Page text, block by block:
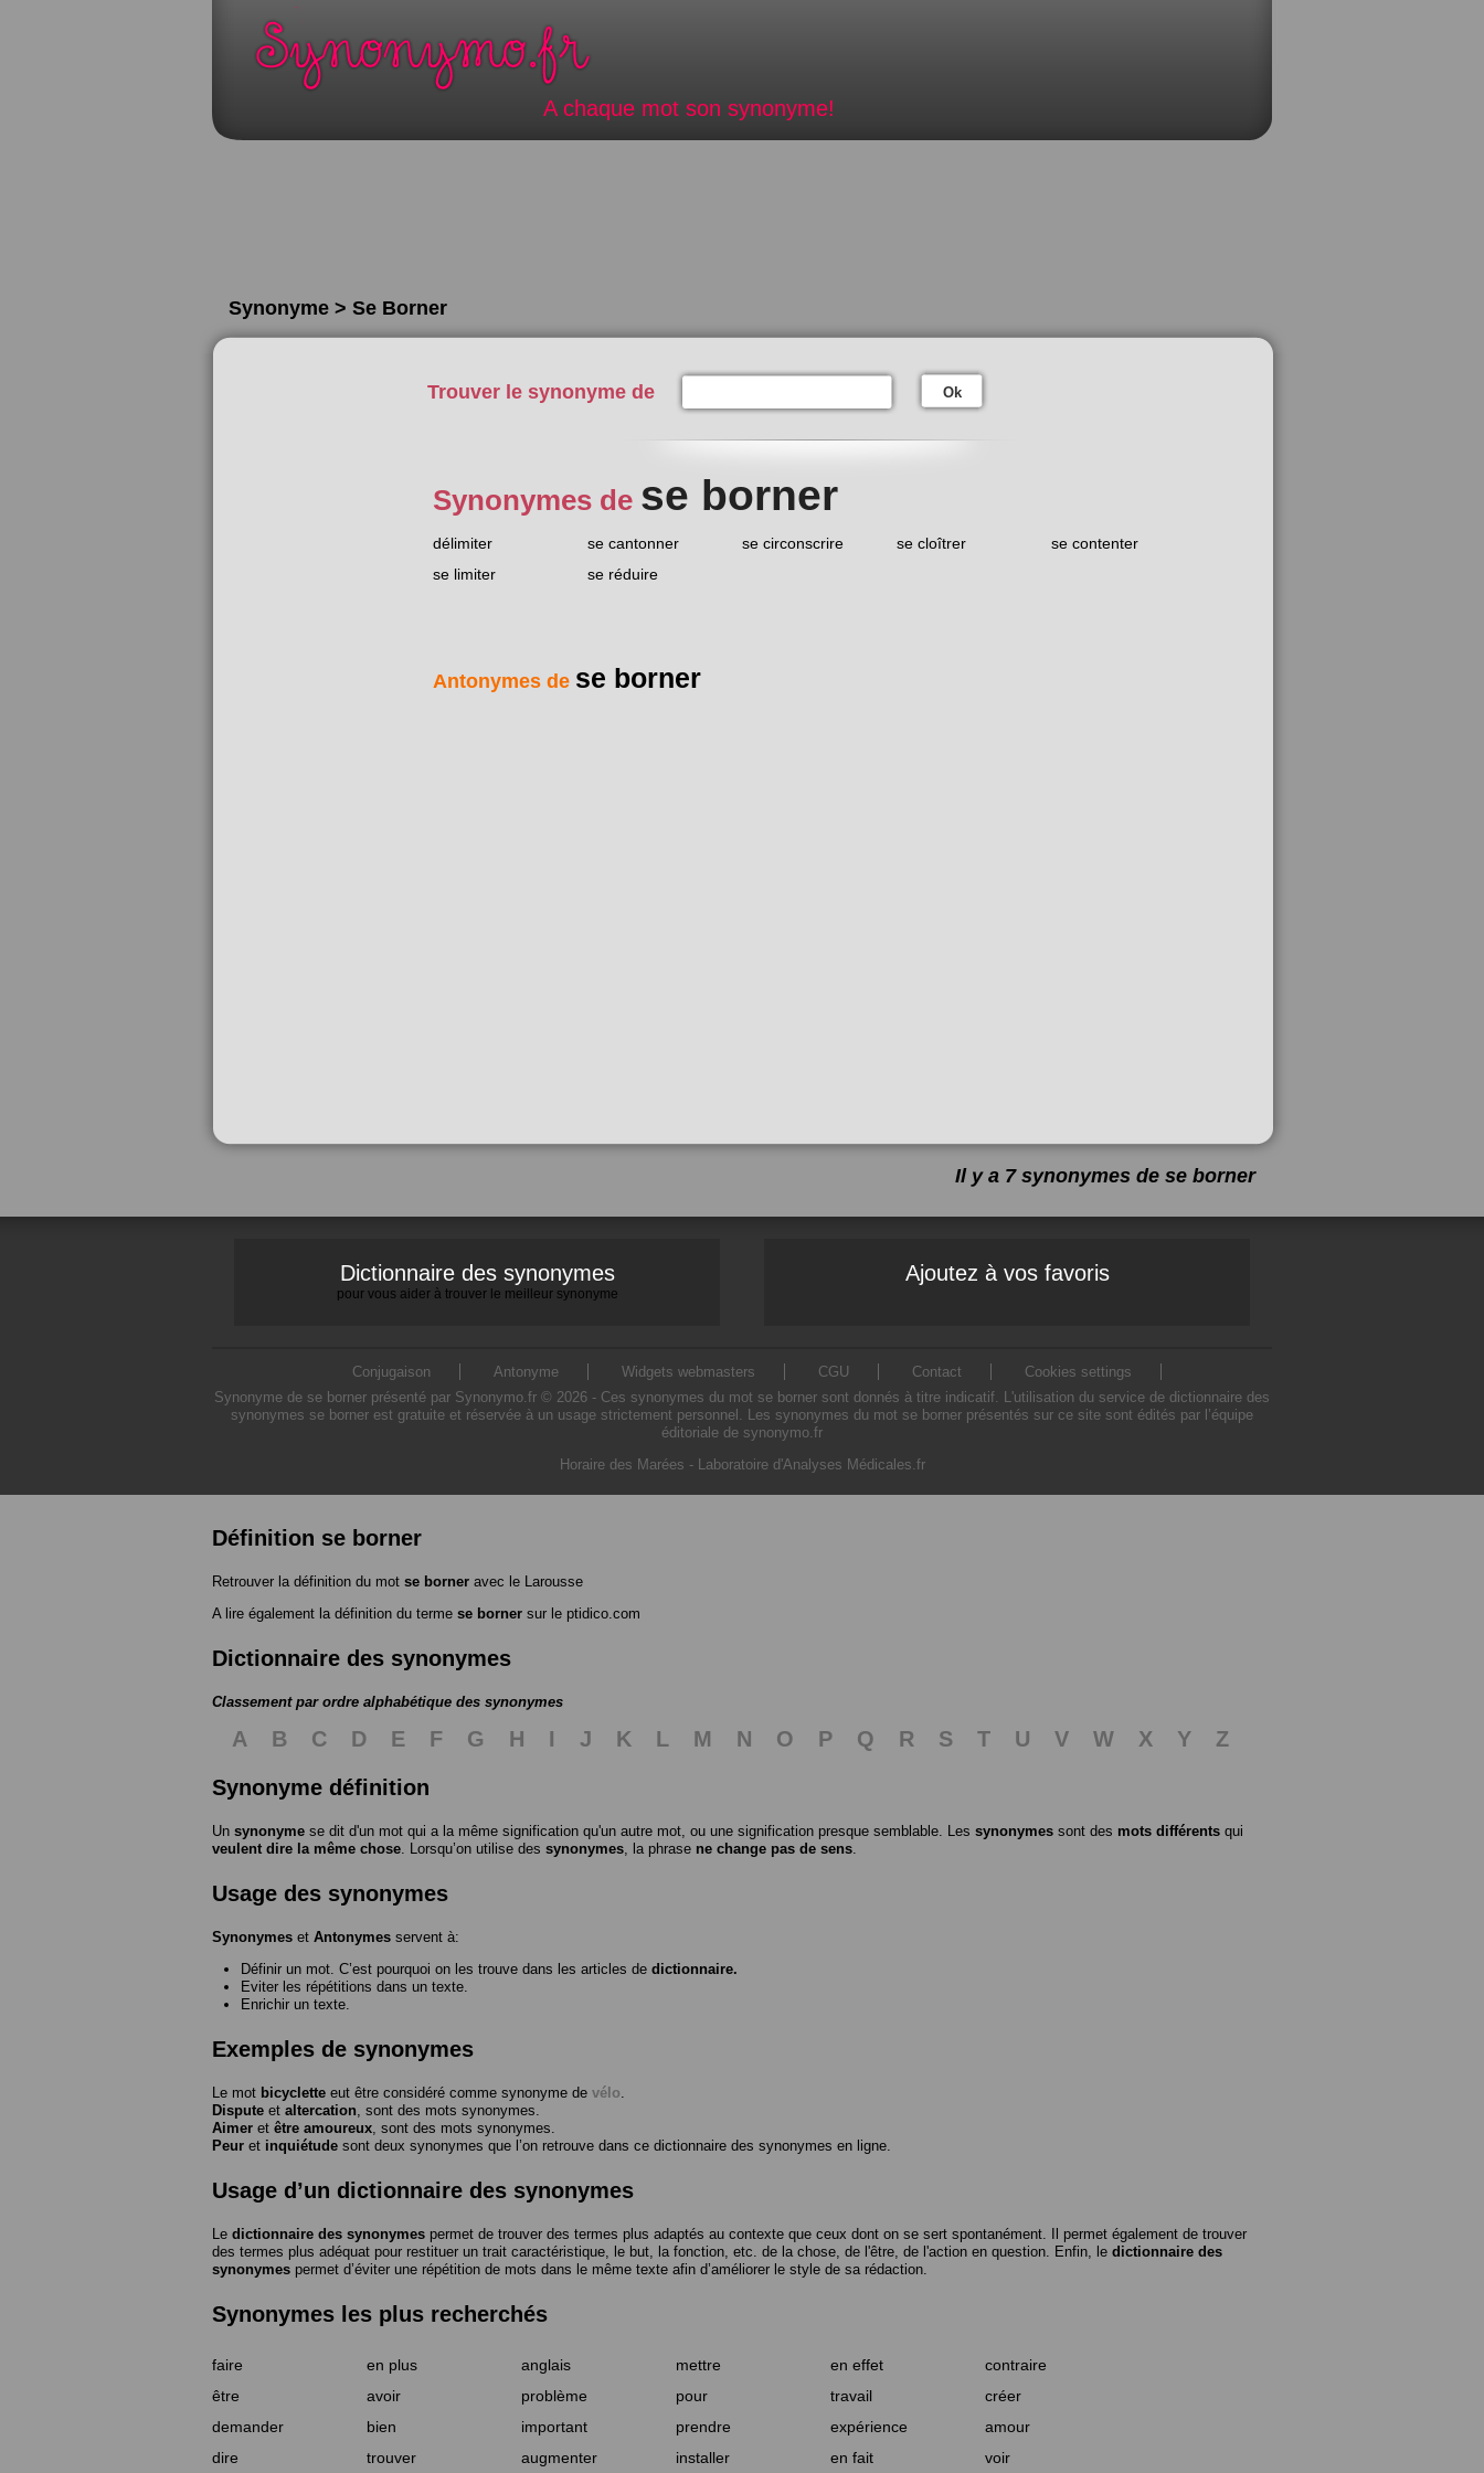
A chaque mot son synonyme!
Synonyme > Se Borner
Trouver le synonyme de Ok
Synonymes de se borner
délimiter se cantonner se circonscrire se cloîtrer
se contenter
se limiter
se réduire
Antonymes de se borner
Il y a 7 synonymes de se borner
Dictionnaire des synonymes
pour vous aider à trouver le meilleur synonyme
Ajoutez à vos favoris
Conjugaison Antonyme Widgets webmasters CGU Contact
Cookies settings
Synonyme de se borner présenté par Synonymo.fr © 2026 - Ces synonymes du mot se borner sont donnés à titre indicatif. L'utilisation du service de dictionnaire des
synonymes se borner est gratuite et réservée à un usage strictement personnel. Les synonymes du mot se borner présentés sur ce site sont édités par l’équipe
éditoriale de synonymo.fr
Horaire des Marées - Laboratoire d'Analyses Médicales.fr
Définition se borner
Retrouver la définition du mot se borner avec le Larousse
A lire également la définition du terme se borner sur le ptidico.com
Dictionnaire des synonymes
Classement par ordre alphabétique des synonymes
A B C D E F G H I J K L M N O P Q R S T U V W X Y
Z
Synonyme définition
Un synonyme se dit d'un mot qui a la même signification qu'un autre mot, ou une signification presque semblable. Les synonymes sont des mots différents qui
veulent dire la même chose . Lorsqu’on utilise des synonymes , la phrase ne change pas de sens
Usage des synonymes
Synonymes et Antonymes servent à:
Définir un mot. C’est pourquoi on les trouve dans les articles de dictionnaire.
Eviter les répétitions dans un texte.
Enrichir un texte.
Exemples de synonymes
Le mot bicyclette eut être considéré comme synonyme de vélo
Dispute et altercation , sont des mots synonymes.
Aimer et être amoureux , sont des mots synonymes.
Peur et inquiétude sont deux synonymes que l’on retrouve dans ce dictionnaire des synonymes en ligne.
Usage d’un dictionnaire des synonymes
Le dictionnaire des synonymes permet de trouver des termes plus adaptés au contexte que ceux dont on se sert spontanément. Il permet également de trouver
des termes plus adéquat pour restituer un trait caractéristique, le but, la fonction, etc. de la chose, de l'être, de l'action en question. Enfin, le dictionnaire des
synonymes permet d’éviter une répétition de mots dans le même texte afin d’améliorer le style de sa rédaction.
Synonymes les plus recherchés
faire en plus anglais mettre en effet
contraire
être
avoir problème pour travail
créer
demander
bien important prendre expérience
amour
dire
trouver augmenter installer en fait voir